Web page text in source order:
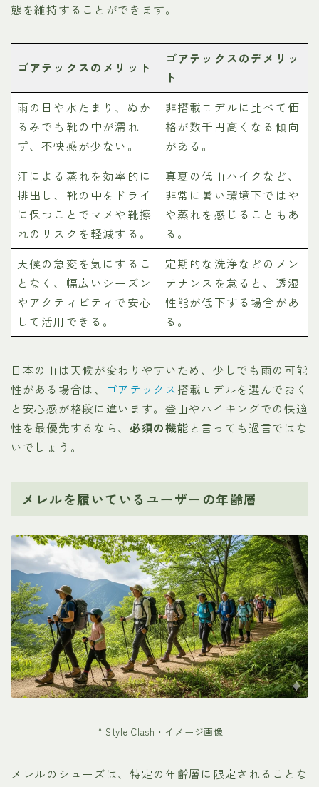
態を維持することができます。
ゴアテックスのメリット
ゴアテックスのデメリッ
ト
雨の日や水たまり、ぬか
るみでも靴の中が濡れ
ず、不快感が少ない。
非搭載モデルに比べて価
格が数千円高くなる傾向
がある。
汗による蒸れを効率的に
排出し、靴の中をドライ
に保つことでマメや靴擦
れのリスクを軽減する。
真夏の低山ハイクなど、
非常に暑い環境下ではや
や蒸れを感じることもあ
る。
天候の急変を気にするこ
となく、幅広いシーズン
やアクティビティで安心
して活用できる。
定期的な洗浄などのメン
テナンスを怠ると、透湿
性能が低下する場合があ
る。
日本の山は天候が変わりやすいため、少しでも雨の可能
性がある場合は、
ゴアテックス 搭載モデルを選んでおく
と安心感が格段に違います。登山やハイキングでの快適
性を最優先するなら、 必須の機能 と言っても過言ではな
いでしょう。
メレルを履いているユーザーの年齢層
↑Style Clash・イメージ画像
メレルのシューズは、特定の年齢層に限定されることな